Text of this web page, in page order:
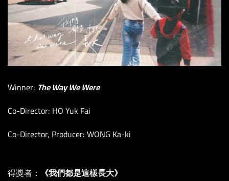
Winner: The Way We Were
Co-Director: HO Yuk Fai
Co-Director, Producer: WONG Ka-ki
得獎者： 《我們都是這樣長大》